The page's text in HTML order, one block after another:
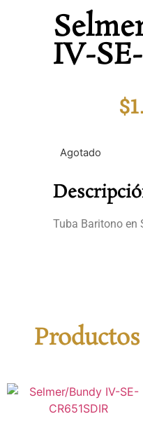
IV-
$
Agotado
Tuba Baritono en